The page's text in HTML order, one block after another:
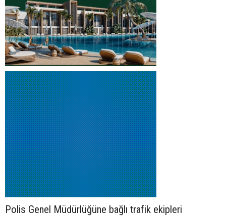
Polis Genel Müdürlüğüne bağlı trafik ekipleri